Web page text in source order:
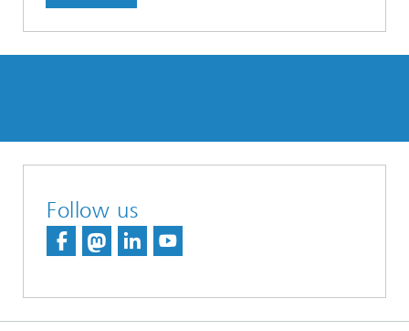
Follow us